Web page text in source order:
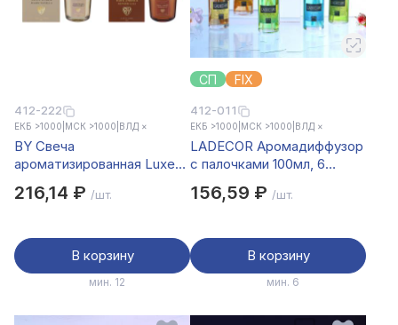
412-222
ЕКБ >1000 МСК >1000 ВЛД ×
BY Свеча
ароматизированная Luxe
Musk&Warm Vanilla,Black
216,14 ₽ /шт.
В корзину
мин. 12
СП FIX
412-011
ЕКБ >1000 МСК >1000 ВЛД ×
LADECOR Аромадиффузор
с палочками 100мл, 6
апельсин,лемонграсс,лен,белый
156,59 ₽ /шт.
В корзину
мин. 6